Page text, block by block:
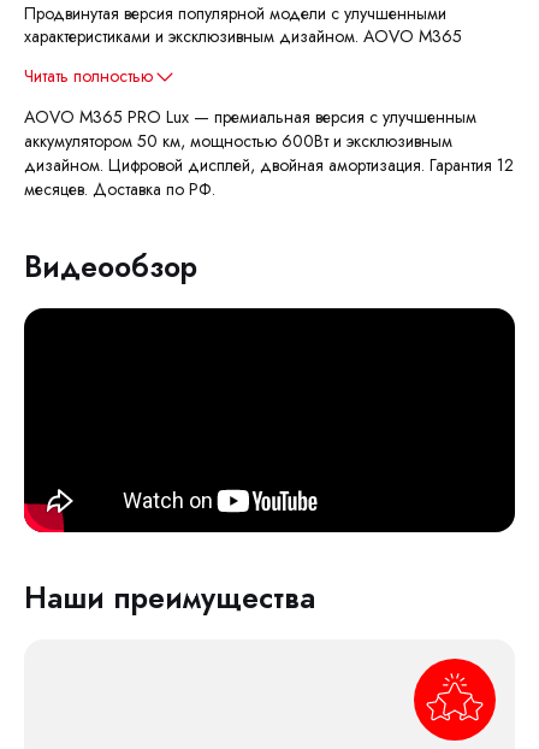
Продвинутая версия популярной модели с улучшенными
характеристиками и эксклюзивным дизайном. AOVO M365
Читать полностью
AOVO M365 PRO Lux — премиальная версия с улучшенным
аккумулятором 50 км, мощностью 600Вт и эксклюзивным
дизайном. Цифровой дисплей, двойная амортизация. Гарантия 12
месяцев. Доставка по РФ.
Видеообзор
Наши преимущества